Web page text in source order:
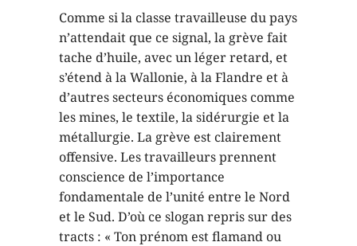
Comme si la classe travailleuse du pays
n’attendait que ce signal, la grève fait
tache d’huile, avec un léger retard, et
s’étend à la Wallonie, à la Flandre et à
d’autres secteurs économiques comme
les mines, le textile, la sidérurgie et la
métallurgie. La grève est clairement
offensive. Les travailleurs prennent
conscience de l’importance
fondamentale de l’unité entre le Nord
et le Sud. D’où ce slogan repris sur des
tracts : « Ton prénom est flamand ou